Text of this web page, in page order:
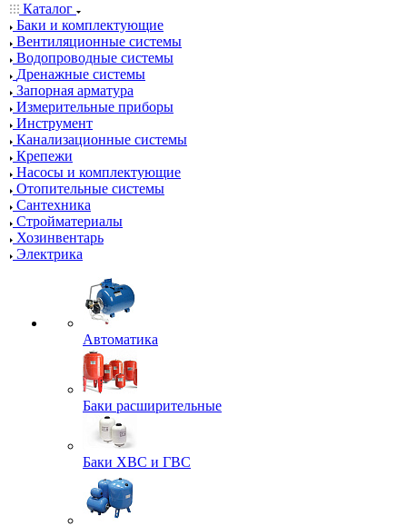
Каталог
Баки и комплектующие
Вентиляционные системы
Водопроводные системы
Дренажные системы
Запорная арматура
Измерительные приборы
Инструмент
Канализационные системы
Крепежи
Насосы и комплектующие
Отопительные системы
Сантехника
Стройматериалы
Хозинвентарь
Электрика
Автоматика
Баки расширительные
Баки ХВС и ГВС